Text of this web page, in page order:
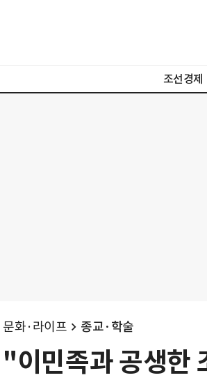
조선경제
문화·라이프 종교·학술
"이민족과 공생한